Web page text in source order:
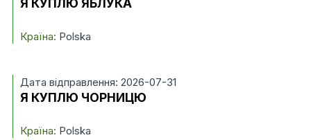
Я КУПЛЮ ЯБЛУКА
Країна: Polska
Дата відправлення: 2026-07-31
Я КУПЛЮ ЧОРНИЦЮ
Країна: Polska